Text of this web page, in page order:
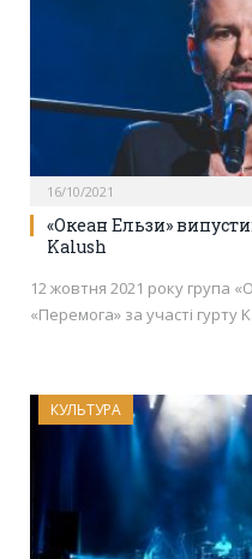
16/10/2021
«Океан Ельзи»
Kalush
12 жовтня 2021 року група
«Перемога» за участі гурту
КУЛЬТУРА